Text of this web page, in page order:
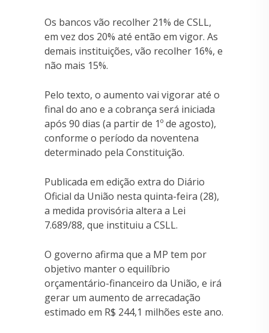
Os bancos vão recolher 21% de CSLL,
em vez dos 20% até então em vigor. As
demais instituições, vão recolher 16%, e
não mais 15%.
Pelo texto, o aumento vai vigorar até o
final do ano e a cobrança será iniciada
após 90 dias (a partir de 1º de agosto),
conforme o período da noventena
determinado pela Constituição.
Publicada em edição extra do Diário
Oficial da União nesta quinta-feira (28),
a medida provisória altera a Lei
7.689/88, que instituiu a CSLL.
O governo afirma que a MP tem por
objetivo manter o equilíbrio
orçamentário-financeiro da União, e irá
gerar um aumento de arrecadação
estimado em R$ 244,1 milhões este ano.